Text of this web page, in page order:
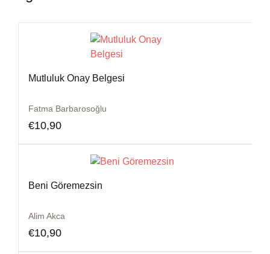
Mutluluk Onay Belgesi
Fatma Barbarosoğlu
€10,90
Beni Göremezsin
Alim Akca
€10,90